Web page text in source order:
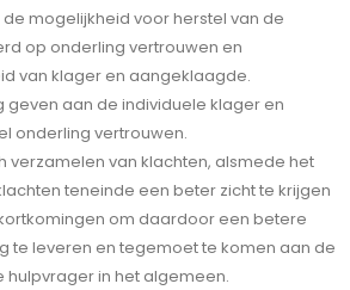
mogelijkheid voor herstel van de
op onderling vertrouwen en
van klager en aangeklaagde.
geven aan de individuele klager en
onderling vertrouwen.
verzamelen van klachten, alsmede het
teneinde een beter zicht te krijgen
om daardoor een betere
te leveren en tegemoet te komen aan de
hulpvrager in het algemeen.